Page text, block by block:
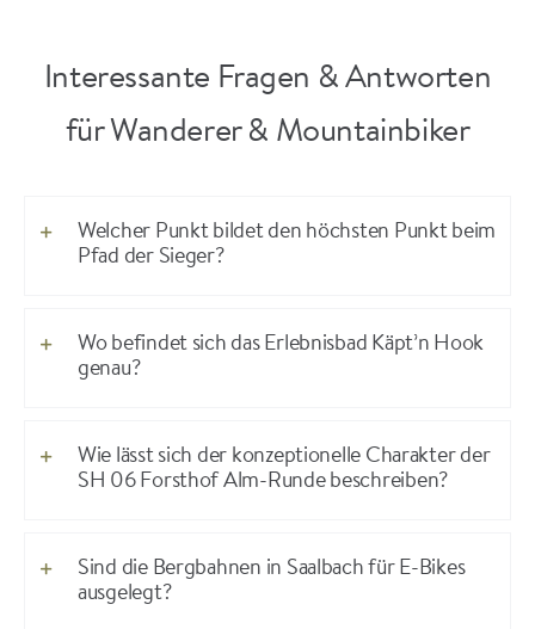
Interessante Fragen & Antworten
für Wanderer & Mountainbiker
Welcher Punkt bildet den höchsten Punkt beim
Pfad der Sieger?
Wo befindet sich das Erlebnisbad Käpt’n Hook
genau?
Wie lässt sich der konzeptionelle Charakter der
SH 06 Forsthof Alm-Runde beschreiben?
Sind die Bergbahnen in Saalbach für E-Bikes
ausgelegt?